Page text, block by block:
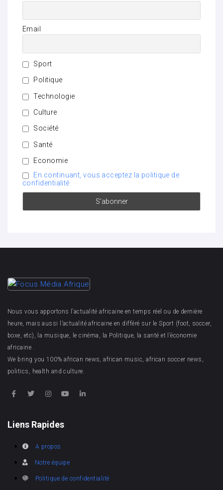
Email
Sport
Politique
Technologie
Culture
Société
Santé
Economie
En continuant, vous acceptez la politique de
confidentialité
Nous vous apportons l’actualité africaine en temps réel ou de dernière
heure, mais aussi l’actualité africaine en différé sur le Sport (foot, soccer,
boxe, etc), la musique, le cinéma, la Politique, la santé et l’économie
africaine .
We bring you 100% african news, african music, african soccer news,
politics, health and culture.
Liens Rapides
A propos
Notre équipe
Politique de confidentialité